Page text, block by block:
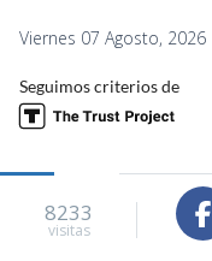
Viernes 07 Agosto,
Seguimos criterios de
8233
visitas